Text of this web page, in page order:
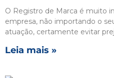
O Registro de Marca é muito
empresa, não importando o
atuação, certamente evitar
Leia mais »